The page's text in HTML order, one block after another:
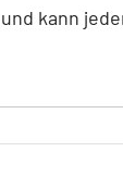
kann